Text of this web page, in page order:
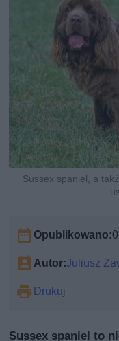
Sussex spaniel, a
Opublikowano:
Autor:Juliusz
Drukuj
Sussex spaniel to